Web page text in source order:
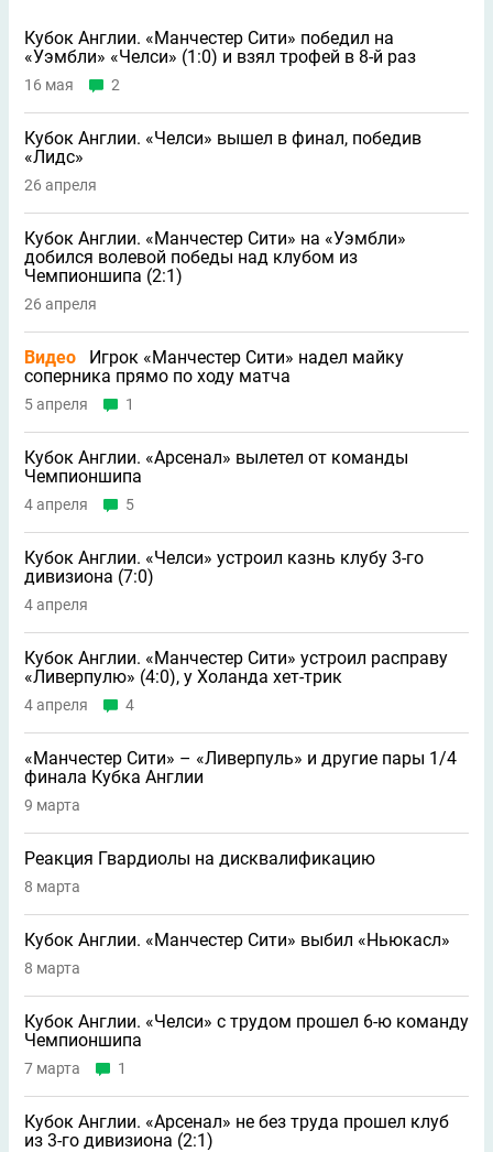
Кубок Англии. «Манчестер Сити» победил на
«Уэмбли» «Челси» (1:0) и взял трофей в 8-й раз
16 мая 2
Кубок Англии. «Челси» вышел в финал, победив
«Лидс»
26 апреля
Кубок Англии. «Манчестер Сити» на «Уэмбли»
добился волевой победы над клубом из
Чемпионшипа (2:1)
26 апреля
Видео
Игрок «Манчестер Сити» надел майку
соперника прямо по ходу матча
5 апреля 1
Кубок Англии. «Арсенал» вылетел от команды
Чемпионшипа
4 апреля 5
Кубок Англии. «Челси» устроил казнь клубу 3-го
дивизиона (7:0)
4 апреля
Кубок Англии. «Манчестер Сити» устроил расправу
«Ливерпулю» (4:0), у Холанда хет-трик
4 апреля 4
«Манчестер Сити» – «Ливерпуль» и другие пары 1/4
финала Кубка Англии
9 марта
Реакция Гвардиолы на дисквалификацию
8 марта
Кубок Англии. «Манчестер Сити» выбил «Ньюкасл»
8 марта
Кубок Англии. «Челси» с трудом прошел 6-ю команду
Чемпионшипа
7 марта 1
Кубок Англии. «Арсенал» не без труда прошел клуб
из 3-го дивизиона (2:1)